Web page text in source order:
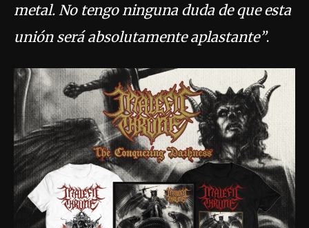
metal. No tengo ninguna duda de que esta
unión será absolutamente aplastante”.